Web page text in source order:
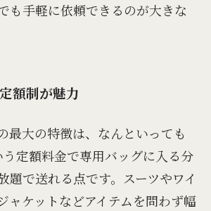
も手軽に依頼できるのが大きな
額制が魅力
大の特徴は、なんといっても
定額料金で専用バッグに入る分
題で送れる点です。スーツやワイ
ャケットなどアイテムを問わず幅